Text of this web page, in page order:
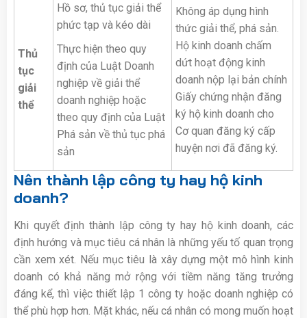
Thủ
tục
giải
thể
Hồ sơ, thủ tục giải thể
phức tạp và kéo dài
Thực hiện theo quy
định của Luật Doanh
nghiệp về giải thể
doanh nghiệp hoặc
theo quy định của Luật
Phá sản về thủ tục phá
sản
Không áp dụng hình
thức giải thể, phá sản.
Hộ kinh doanh chấm
dứt hoạt động kinh
doanh nộp lại bản chính
Giấy chứng nhận đăng
ký hộ kinh doanh cho
Cơ quan đăng ký cấp
huyện nơi đã đăng ký.
Nên thành lập công ty hay hộ kinh
doanh?
Khi quyết định thành lập công ty hay hộ kinh doanh, các
định hướng và mục tiêu cá nhân là những yếu tố quan trọng
cần xem xét. Nếu mục tiêu là xây dựng một mô hình kinh
doanh có khả năng mở rộng với tiềm năng tăng trưởng
đáng kể, thì việc thiết lập 1 công ty hoặc doanh nghiệp có
thể phù hợp hơn. Mặt khác, nếu cá nhân có mong muốn hoạt